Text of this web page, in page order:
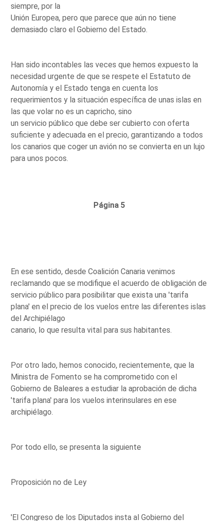
siempre, por la
Unión Europea, pero que parece que aún no tiene
demasiado claro el Gobierno del Estado.
Han sido incontables las veces que hemos expuesto la
necesidad urgente de que se respete el Estatuto de
Autonomía y el Estado tenga en cuenta los
requerimientos y la situación específica de unas islas en
las que volar no es un capricho, sino
un servicio público que debe ser cubierto con oferta
suficiente y adecuada en el precio, garantizando a todos
los canarios que coger un avión no se convierta en un lujo
para unos pocos.
Página 5
En ese sentido, desde Coalición Canaria venimos
reclamando que se modifique el acuerdo de obligación de
servicio público para posibilitar que exista una 'tarifa
plana' en el precio de los vuelos entre las diferentes islas
del Archipiélago
canario, lo que resulta vital para sus habitantes.
Por otro lado, hemos conocido, recientemente, que la
Ministra de Fomento se ha comprometido con el
Gobierno de Baleares a estudiar la aprobación de dicha
'tarifa plana' para los vuelos interinsulares en ese
archipiélago.
Por todo ello, se presenta la siguiente
Proposición no de Ley
'El Congreso de los Diputados insta al Gobierno del